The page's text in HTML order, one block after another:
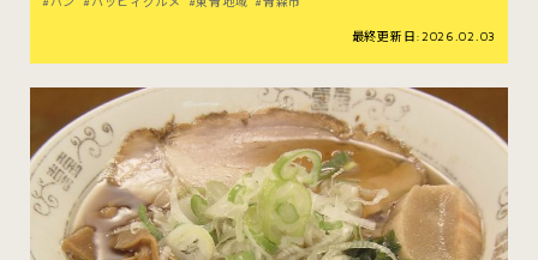
すべてのエリアをみる
ホーム
お問い合わせ
公式Instagram
最終更新日:2026.02.03